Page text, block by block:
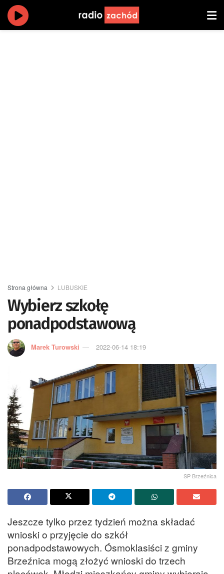
Strona główna LUBUSKIE
Wybierz szkołę
ponadpodstawową
Marek Turowski 2022-06-14 18:19
SP Brzeźnica
Jeszcze tylko przez tydzień można składać
wnioski o przyjęcie do szkół
ponadpodstawowych. Ósmoklasiści z gminy
Brzeźnica mogą złożyć wnioski do trzech